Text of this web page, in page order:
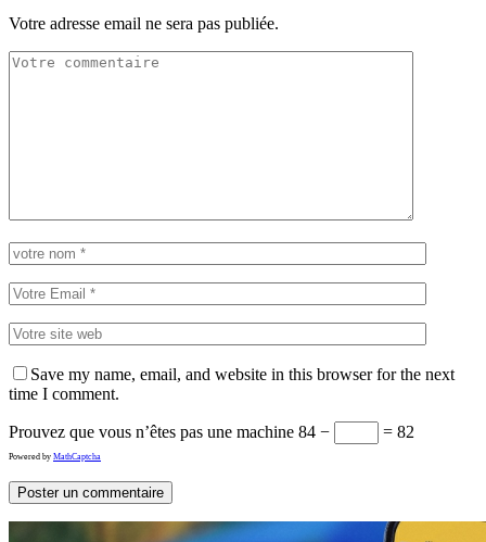
Votre adresse email ne sera pas publiée.
Save my name, email, and website in this browser for the next
time I comment.
Prouvez que vous n’êtes pas une machine 84 − = 82
Powered by MathCaptcha